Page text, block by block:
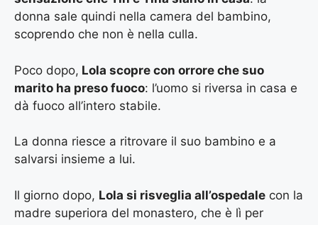
donna sale quindi nella camera del bambino,
scoprendo che non è nella culla.
Poco dopo, Lola scopre con orrore che suo
marito ha preso fuoco: l’uomo si riversa in casa e
dà fuoco all’intero stabile.
La donna riesce a ritrovare il suo bambino e a
salvarsi insieme a lui.
Il giorno dopo, Lola si risveglia all’ospedale con la
madre superiora del monastero, che è lì per